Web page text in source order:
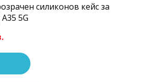
силиконов кейс за
5G